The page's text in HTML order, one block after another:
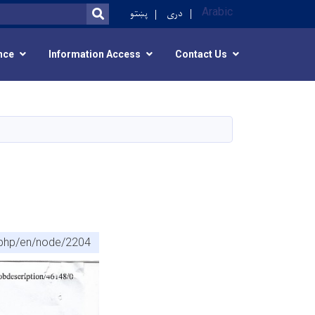
SEARCH
پښتو دری Arabic
Information Access Contact Us
en/node/2204